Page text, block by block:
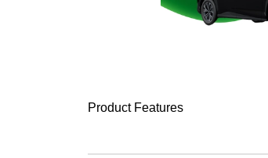
Product Features